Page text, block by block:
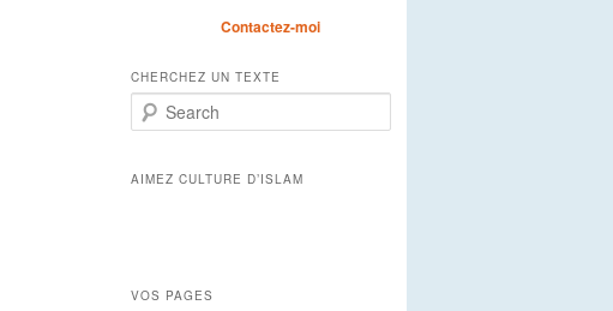
Contactez-moi
CHERCHEZ UN TEXTE
Search
AIMEZ CULTURE D’ISLAM
VOS PAGES